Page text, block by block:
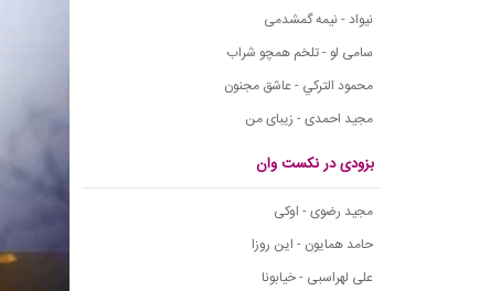
نیواد - نیمه گمشدمی
سامی لو - تلخم همچو شراب
محمود التركي - عاشق مجنون
مجید احمدی - زیبای من
بزودی در نکست وان
مجید رضوی - اوکی
حامد همایون - این روزا
علی لهراسبی - خیابونا